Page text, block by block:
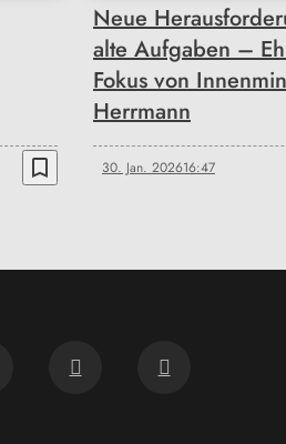
bookmark_border
Neue
alte Aufgaben –
Fokus von
Herrmann
30. Jan. 202616:47